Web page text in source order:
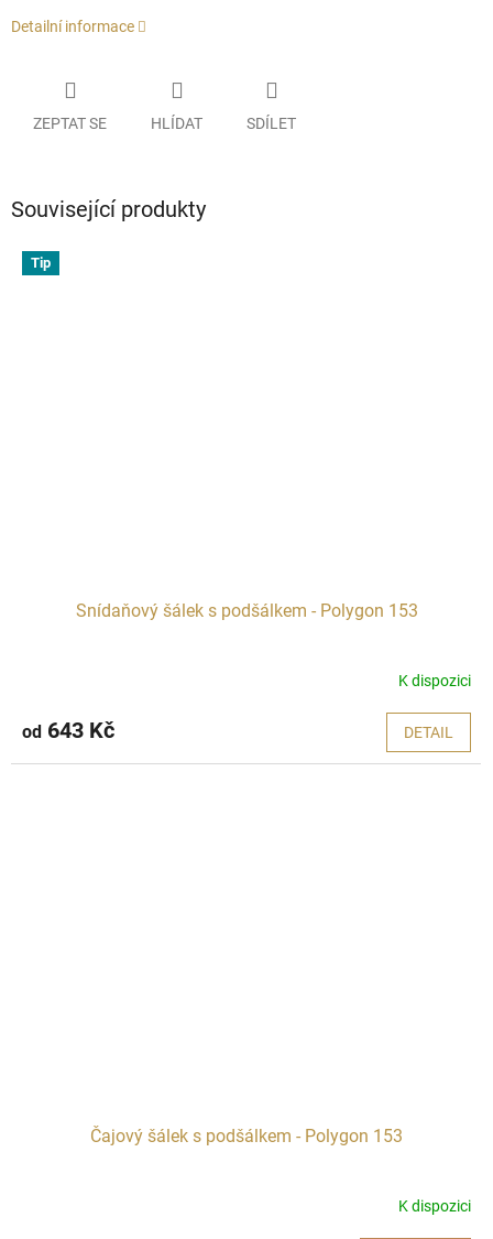
Detailní informace
ZEPTAT SE HLÍDAT SDÍLET
Související produkty
Tip
Snídaňový šálek s podšálkem - Polygon 153
K dispozici
od 643 Kč DETAIL
Čajový šálek s podšálkem - Polygon 153
K dispozici